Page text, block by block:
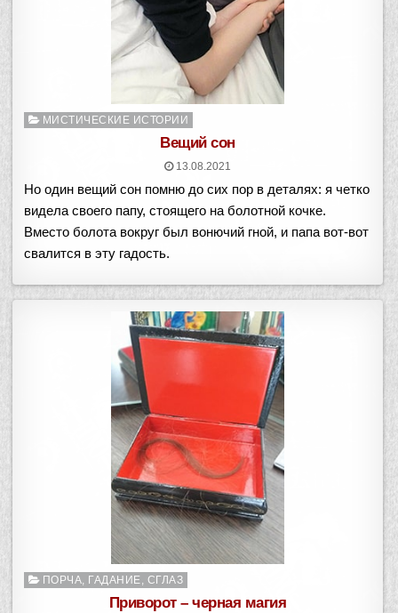
Опубликовано
МИСТИЧЕСКИЕ ИСТОРИИ
Вещий сон
13.08.2021
Но один вещий сон помню до сих пор в деталях: я четко
видела своего папу, стоящего на болотной кочке.
Вместо болота вокруг был вонючий гной, и папа вот-вот
свалится в эту гадость.
Опубликовано
ПОРЧА, ГАДАНИЕ, СГЛАЗ
Приворот – черная магия